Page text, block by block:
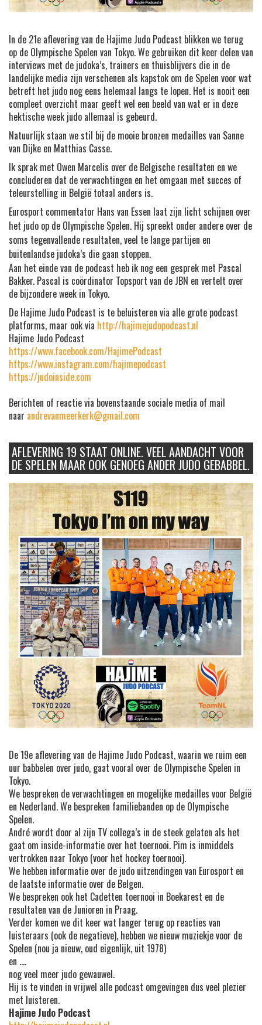
In de 21e aflevering van de Hajime Judo Podcast blikken we terug
op de Olympische Spelen van Tokyo. We gebruiken dit keer delen van
interviews met de judoka’s, trainers en thuisblijvers die in de
landelijke media zijn verschenen als kapstok om de Spelen voor wat
betreft het judo nog eens helemaal langs te lopen. Het is nooit een
compleet overzicht maar geeft wel een beeld van wat er in deze
hektische week judo allemaal is gebeurd.
Natuurlijk staan we stil bij de mooie bronzen medailles van Sanne
van Dijke en Matthias Casse.
Ik sprak met Owen Marcelis over de Belgische resultaten en we
concluderen dat de verwachtingen en het omgaan met succes of
teleurstelling in België totaal anders is.
Eurosport commentator Hans van Essen laat zijn licht schijnen over
het judo op de Olympische Spelen. Hij spreekt onder andere over de
soms tegenvallende resultaten, veel te lange partijen en
buitenlandse judoka’s die gaan stoppen.
Aan het einde van de podcast heb ik nog een gesprek met Pascal
Bakker. Pascal is coördinator Topsport van de JBN en vertelt over
de bijzondere week in Tokyo.
De Hajime Judo Podcast is te beluisteren via alle grote podcast
platforms, maar ook via http://hajimejudopodcast.nl
Hajime Judo Podcast
https://www.facebook.com/HajimePodcast
https://www.instagram.com/hajimepodcast
https://judoinside.com
Berichten of reactie via bovenstaande sociale media of mail
naar andrevanmeerkerk@gmail.com
AFLEVERING 19 STAAT ONLINE. VEEL AANDACHT VOOR
DE SPELEN MAAR OOK GENOEG ANDER JUDO GEBABBEL.
De 19e aflevering van de Hajime Judo Podcast, waarin we ruim een
uur babbelen over judo, gaat vooral over de Olympische Spelen in
Tokyo.
We bespreken de verwachtingen en mogelijke medailles voor België
en Nederland. We bespreken familiebanden op de Olympische
Spelen.
André wordt door al zijn TV collega’s in de steek gelaten als het
gaat om inside-informatie over het toernooi. Pim is inmiddels
vertrokken naar Tokyo (voor het hockey toernooi).
We hebben informatie over de judo uitzendingen van Eurosport en
de laatste informatie over de Belgen.
We bespreken ook het Cadetten toernooi in Boekarest en de
resultaten van de Junioren in Praag.
Verder komen we dit keer wat langer terug op reacties van
luisteraars (ook de negatieve), hebben we nieuw muziekje voor de
Spelen (nou ja nieuw, oud eigenlijk, uit 1978)
en ….
nog veel meer judo gewauwel.
Hij is te vinden in vrijwel alle podcast omgevingen dus veel plezier
met luisteren.
Hajime Judo Podcast